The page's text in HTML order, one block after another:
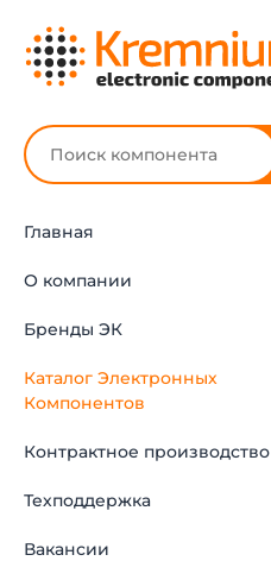
Главная
О компании
Бренды ЭК
Каталог Электронных
Компонентов
Контрактное производство
Техподдержка
Вакансии